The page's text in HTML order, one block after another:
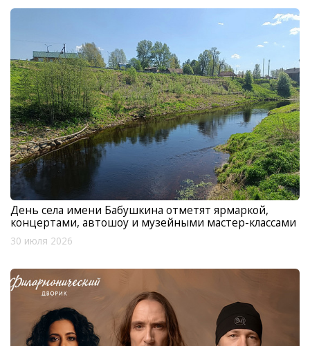
День села имени Бабушкина отметят ярмаркой,
концертами, автошоу и музейными мастер-классами
30 июля 2026